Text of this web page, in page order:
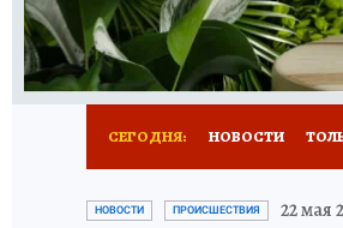
СЕГОДНЯ: НОВОСТИ
СИТУАЦИЯ С
НОВОСТИ ПРОИСШЕСТВИЯ 22 мая